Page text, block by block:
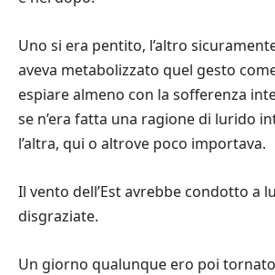
Uno si era pentito, l’altro
aveva metabolizzato quel gesto
espiare almeno con la sofferenza
se n’era fatta una ragione di lurido
l’altra, qui o altrove poco importava.
Il vento dell’Est avrebbe condotto a
disgraziate.
Un giorno qualunque ero poi